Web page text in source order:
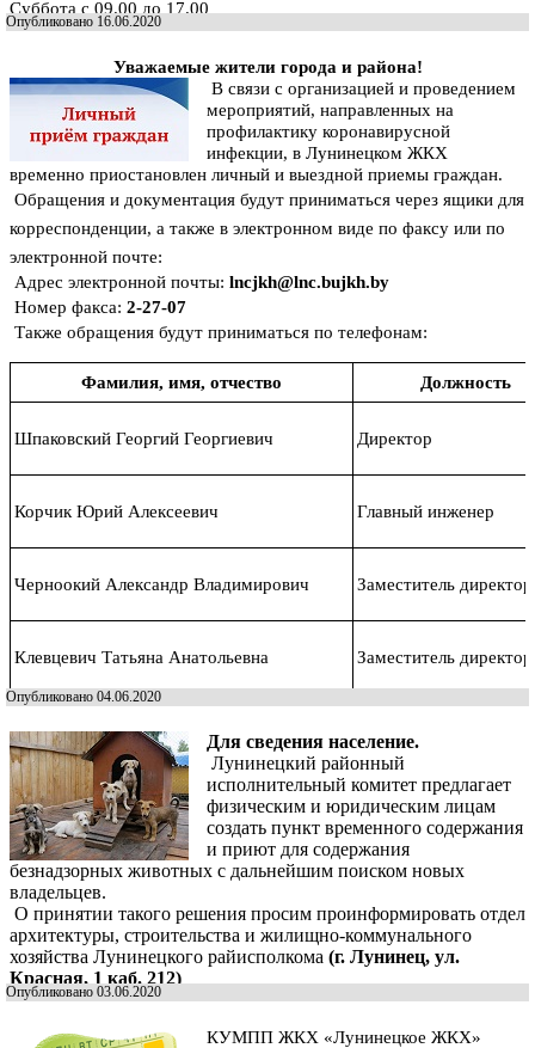
Суббота с 09.00 до 17.00
Опубликовано 16.06.2020
Уважаемые жители города и района!
В связи с организацией и проведением
мероприятий, направленных на
профилактику коронавирусной
инфекции, в Лунинецком ЖКХ
временно приостановлен личный и выездной приемы граждан.
Обращения и документация будут приниматься через ящики для
корреспонденции, а также в электронном виде по факсу или по
электронной почте:
Адрес электронной почты: lncjkh@lnc.bujkh.by
Номер факса: 2-27-07
Также обращения будут приниматься по телефонам:
Фамилия, имя, отчество Должность
Шпаковский Георгий Георгиевич Директор
Корчик Юрий Алексеевич Главный инженер
Черноокий Александр Владимирович Заместитель
Клевцевич Татьяна Анатольевна Заместитель
Опубликовано 04.06.2020
Для сведения население.
Лунинецкий районный
исполнительный комитет предлагает
физическим и юридическим лицам
создать пункт временного содержания
и приют для содержания
безнадзорных животных с дальнейшим поиском новых
владельцев.
О принятии такого решения просим проинформировать отдел
архитектуры, строительства и жилищно-коммунального
хозяйства Лунинецкого райисполкома (г. Лунинец, ул.
Красная, 1 каб. 212)
Опубликовано 03.06.2020
КУМПП ЖКХ «Лунинецкое ЖКХ»